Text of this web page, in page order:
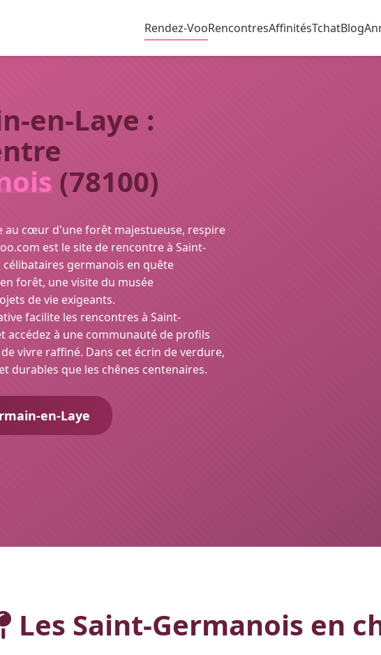
Rendez-VooRencontresAffinitésTchatBlog
en-Laye :
(78100)
au cœur d'une forêt majestueuse, respire
est le site de rencontre à Saint-
germanois en quête
forêt, une visite du musée
de vie exigeants.
facilite les rencontres à Saint-
accédez à une communauté de profils
vivre raffiné. Dans cet écrin de verdure,
durables que les chênes centenaires.
en-Laye
Les Saint-Germanois en